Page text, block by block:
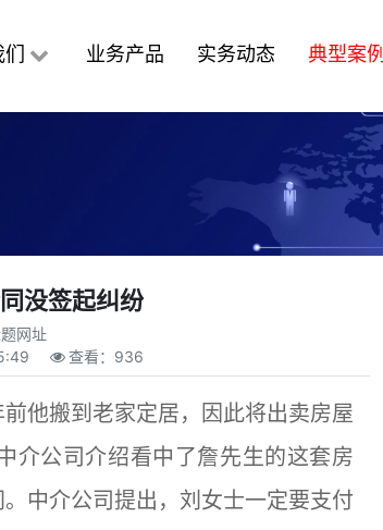
业务产品 实务动态 典型案例
没签起纠纷
网址
查看： 936
他搬到老家定居，因此将出卖房屋
介公司介绍看中了詹先生的这套房
中介公司提出，刘女士一定要支付